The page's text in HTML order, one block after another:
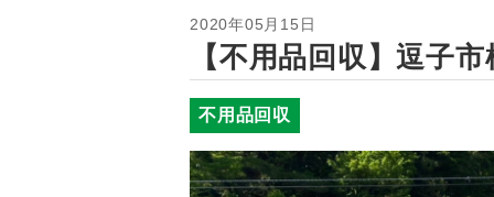
2020年05月15日
【不用品回収】逗子
不用品回収